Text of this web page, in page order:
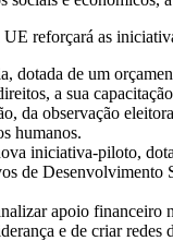
reforçará as
de um
a sua
da observação
humanos.
iniciativa-piloto,
de
apoio financeiro
e de criar